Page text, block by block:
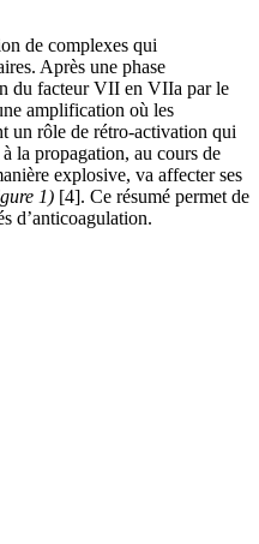
de complexes qui
Après une phase
du facteur VII en VIIa par le
amplification où les
un rôle de rétro-activation qui
la propagation, au cours de
explosive, va affecter ses
1) [4]. Ce résumé permet de
d’anticoagulation.